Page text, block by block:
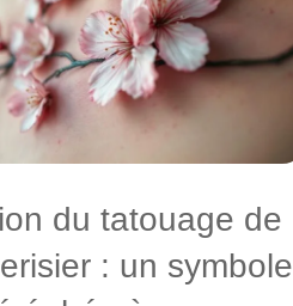
du tatouage de
: un symbole